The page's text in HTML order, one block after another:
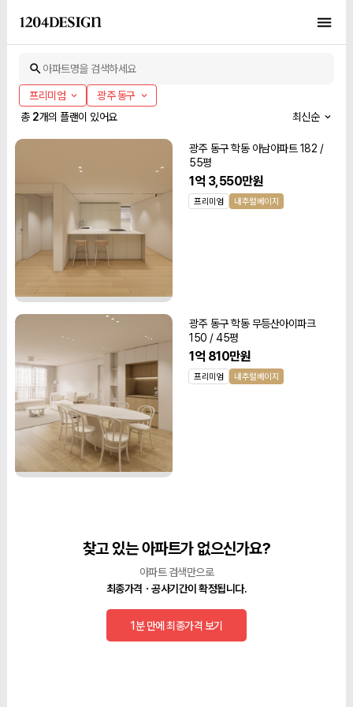
아파트명을 검색하세요
프리미엄
광주 동구
총 2개의 플랜이 있어요 최신순
프리미엄 내추럴베이지
광주 동구 학동 아남아파트 182 /
55평
1억 3,550만원
프리미엄 내추럴베이지
광주 동구 학동 무등산아이파크
150 / 45평
1억 810만원
찾고 있는 아파트가 없으신가요?
아파트 검색만으로
최종가격ㆍ공사기간이 확정됩니다.
1분 만에 최종가격 보기